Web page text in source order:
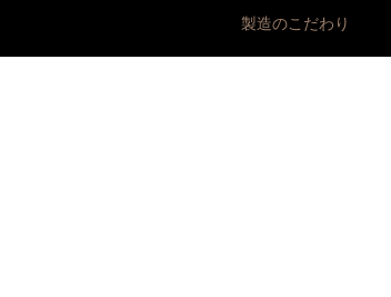
製造のこだわり